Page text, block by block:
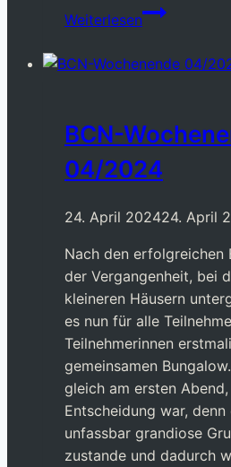
Weiterlesen
Krimi-
Dinner
Q2/2024
BCN-
04/2024
24. April 202424. April
Nach den erfolgreichen
der Vergangenheit, bei
kleineren Häusern
es nun für alle
Teilnehmerinnen
gemeinsamen
gleich am ersten
Entscheidung war, denn
unfassbar grandiose
zustande und dadurch